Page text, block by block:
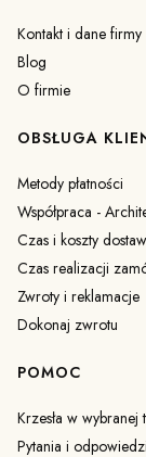
Kontakt i dane firmy
Blog
O firmie
OBSŁUGA
Metody płatności
Współpraca -
Czas i koszty
Czas realizacji
Zwroty i reklamacje
Dokonaj zwrotu
POMOC
Krzesła w wybranej
Pytania i odpowiedzi